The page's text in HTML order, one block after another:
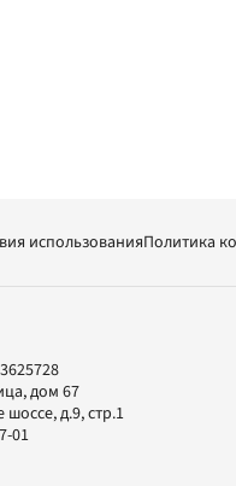
использованияПолитика
дом 67
д.9, стр.1
01